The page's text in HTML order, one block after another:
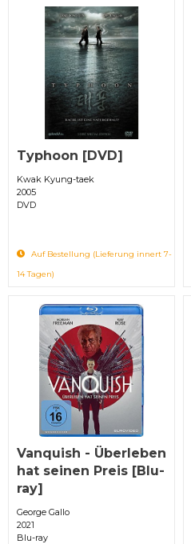
Typhoon [DVD]
Kwak Kyung-taek
2005
DVD
Auf Bestellung (Lieferung innert 7-
14 Tagen)
Vanquish - Überleben
hat seinen Preis [Blu-
ray]
George Gallo
2021
Blu-ray